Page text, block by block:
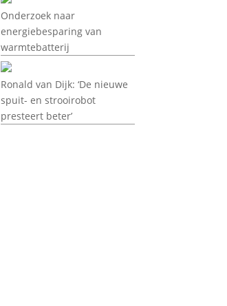
Onderzoek naar
energiebesparing van
warmtebatterij
Ronald van Dijk: ‘De nieuwe
spuit- en strooirobot
presteert beter’